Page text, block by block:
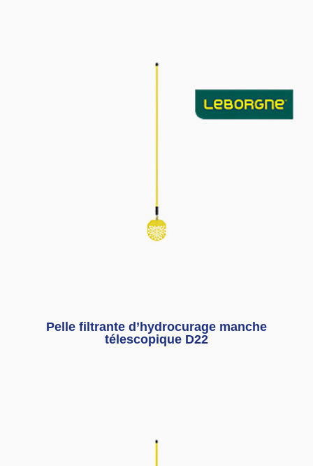
Pelle filtrante d’hydrocurage manche
télescopique D22